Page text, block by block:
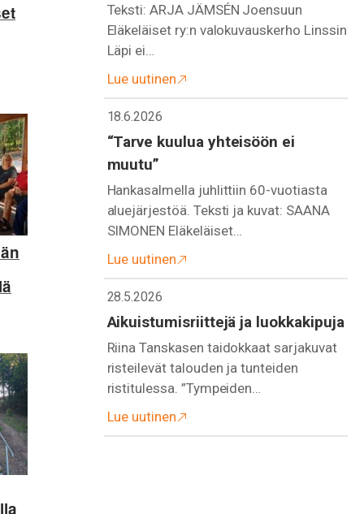
Teksti: ARJA JÄMSÉN Joensuun
Eläkeläiset ry:n valokuvauskerho Linssin
Läpi ei…
Lue uutinen
18.6.2026
“Tarve kuulua yhteisöön ei
muutu”
Hankasalmella juhlittiin 60-vuotiasta
aluejärjestöä. Teksti ja kuvat: SAANA
SIMONEN Eläkeläiset…
Lue uutinen
28.5.2026
Aikuistumisriittejä ja luokkakipuja
Riina Tanskasen taidokkaat sarjakuvat
risteilevät talouden ja tunteiden
ristitulessa. ”Tympeiden…
Lue uutinen